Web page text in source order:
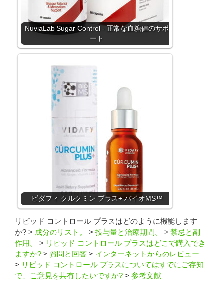
NuviaLab Sugar Control - 正常な血糖値のサポ
ート
ビダフィ クルクミン プラス+ バイオMS™
リピッド コントロール プラスはどのように機能します
か? > 成分のリスト。 > 投与量と治療期間。 > 禁忌と副
作用。
> リピッド コントロール プラスはどこで購入でき
ますか? > 質問と回答 > インターネットからのレビュー
> リピッド コントロール プラスについてはすでにご存知
で、ご意見を共有したいですか? > 参考文献